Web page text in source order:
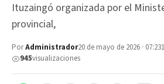
Ituzaingó organizada por el
provincial,
PorAdministrador20 de mayo de 2026 · 07:23
945visualizaciones